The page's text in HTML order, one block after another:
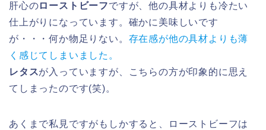
肝心のローストビーフですが、他の具材よりも冷たい
仕上がりになっています。確かに美味しいです
が・・・何か物足りない。 存在感が他の具材よりも薄
く感じてしまいました。
レタスが入っていますが、こちらの方が印象的に思え
てしまったのです(笑)。
あくまで私見ですがもしかすると、ローストビーフは